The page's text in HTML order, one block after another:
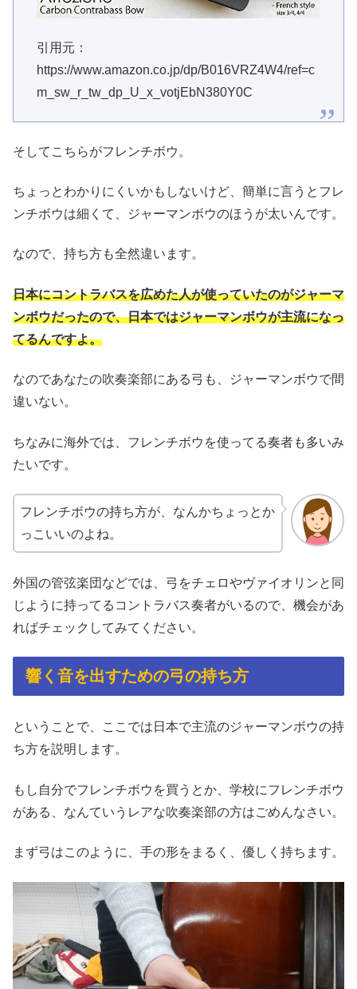
引用元：
https://www.amazon.co.jp/dp/B016VRZ4W4/ref=c
m_sw_r_tw_dp_U_x_votjEbN380Y0C
そしてこちらがフレンチボウ。
ちょっとわかりにくいかもしないけど、簡単に言うとフレ
ンチボウは細くて、ジャーマンボウのほうが太いんです。
なので、持ち方も全然違います。
日本にコントラバスを広めた人が使っていたのがジャーマ
ンボウだったので、日本ではジャーマンボウが主流になっ
てるんですよ。
なのであなたの吹奏楽部にある弓も、ジャーマンボウで間
違いない。
ちなみに海外では、フレンチボウを使ってる奏者も多いみ
たいです。
フレンチボウの持ち方が、なんかちょっとか
っこいいのよね。
外国の管弦楽団などでは、弓をチェロやヴァイオリンと同
じように持ってるコントラバス奏者がいるので、機会があ
ればチェックしてみてください。
響く音を出すための弓の持ち方
ということで、ここでは日本で主流のジャーマンボウの持
ち方を説明します。
もし自分でフレンチボウを買うとか、学校にフレンチボウ
がある、なんていうレアな吹奏楽部の方はごめんなさい。
まず弓はこのように、手の形をまるく、優しく持ちます。